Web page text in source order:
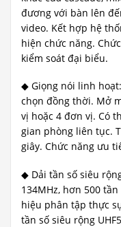
đương với bàn lên
video. Kết hợp hệ
hiện chức năng.
kiểm soát đại biểu.
◆ Giọng nói linh
chọn đồng thời. Mở
vị hoặc 4 đơn vị. Có
gian phòng liên tục.
giây. Chức năng ưu
◆ Dải tần số siêu
134MHz, hơn 500
hiệu phân tập thực
tần số siêu rộng